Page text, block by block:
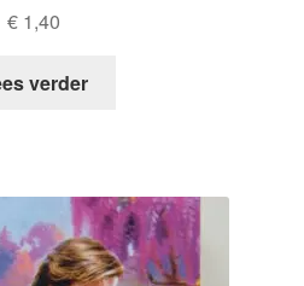
€ 1,40
verder